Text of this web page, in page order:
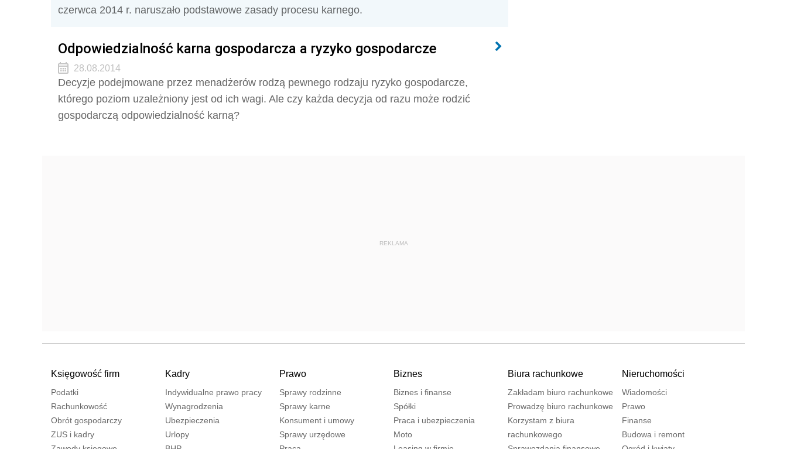
czerwca 2014 r. naruszało podstawowe zasady procesu karnego.
Odpowiedzialność karna gospodarcza a ryzyko gospodarcze
28.08.2014
Decyzje podejmowane przez menadżerów rodzą pewnego rodzaju ryzyko gospodarcze,
którego poziom uzależniony jest od ich wagi. Ale czy każda decyzja od razu może rodzić
gospodarczą odpowiedzialność karną?
REKLAMA
Księgowość firm
Podatki
Rachunkowość
Obrót gospodarczy
ZUS i kadry
Kadry
Indywidualne prawo pracy
Wynagrodzenia
Ubezpieczenia
Urlopy
Prawo
Sprawy rodzinne
Sprawy karne
Konsument i umowy
Sprawy urzędowe
Biznes
Biznes i finanse
Spółki
Praca i ubezpieczenia
Moto
Biura rachunkowe
Zakładam biuro rachunkowe
Prowadzę biuro rachunkowe
Korzystam z biura
rachunkowego
Nieruchomości
Wiadomości
Prawo
Finanse
Budowa i remont